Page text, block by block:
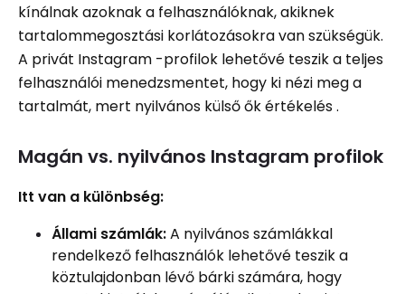
kínálnak azoknak a felhasználóknak, akiknek
tartalommegosztási korlátozásokra van szükségük.
A privát Instagram -profilok lehetővé teszik a teljes
felhasználói menedzsmentet, hogy ki nézi meg a
tartalmát, mert nyilvános külső ők értékelés .
Magán vs. nyilvános Instagram profilok
Itt van a különbség:
Állami számlák:A nyilvános számlákkal
rendelkező felhasználók lehetővé teszik a
köztulajdonban lévő bárki számára, hogy